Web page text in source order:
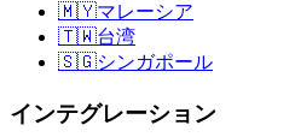
🇲🇾マレーシア
🇹🇼台湾
🇸🇬シンガポール
インテグレーション